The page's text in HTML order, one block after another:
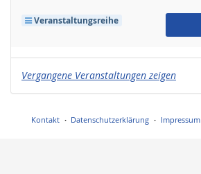
Veranstaltungsreihe
Vergangene Veranstaltungen zeigen
Kontakt Datenschutzerklärung Impressum